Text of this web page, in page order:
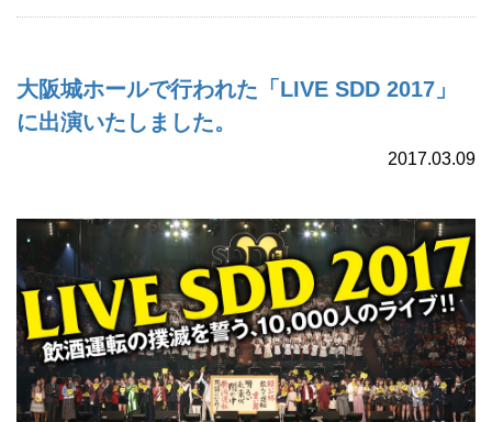
大阪城ホールで行われた「LIVE SDD 2017」
に出演いたしました。
2017.03.09